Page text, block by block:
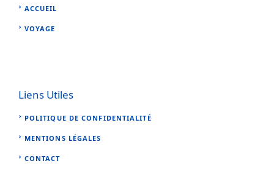
ACCUEIL
VOYAGE
Liens Utiles
POLITIQUE DE CONFIDENTIALITÉ
MENTIONS LÉGALES
CONTACT